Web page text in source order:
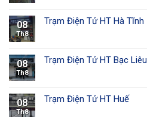
08
Th8
Trạm Điện Tử HT Hà Tĩnh
08
Th8
Trạm Điện Tử HT Bạc Liêu
08
Th8
Trạm Điện Tử HT Huế